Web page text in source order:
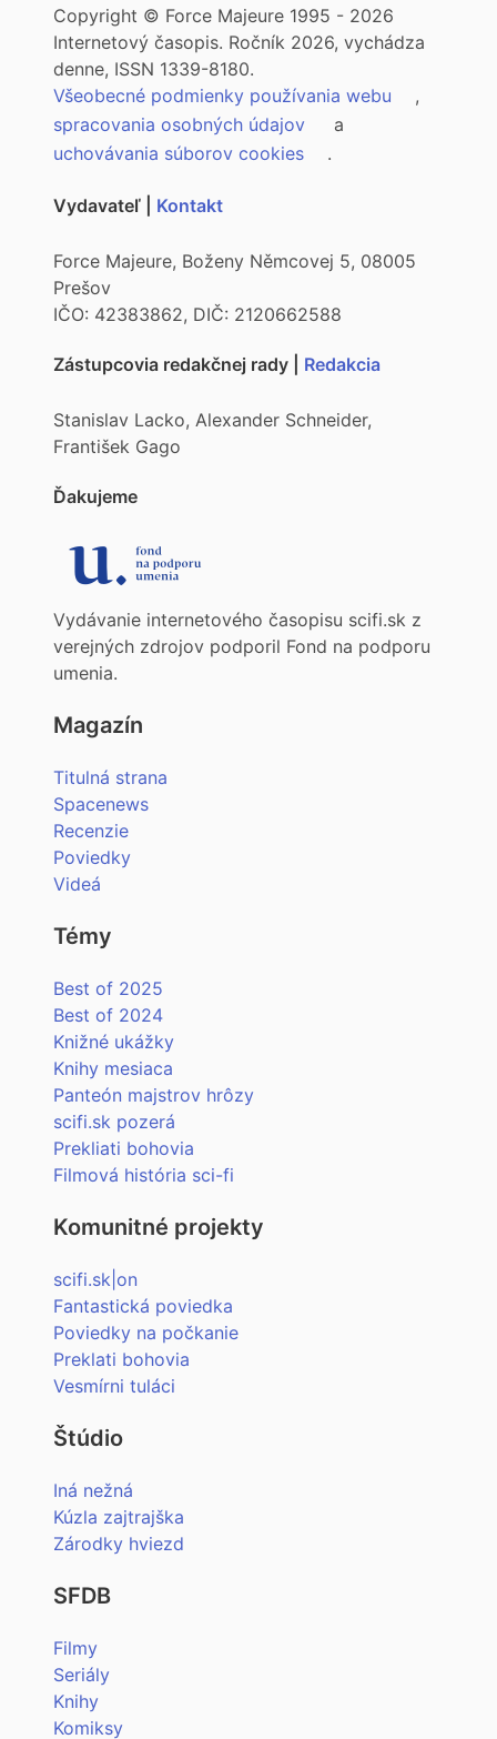
Copyright © Force Majeure 1995 - 2026
Internetový časopis. Ročník 2026, vychádza
denne, ISSN 1339-8180.
Všeobecné podmienky používania webu
,
spracovania osobných údajov
a
uchovávania súborov cookies
.
Vydavateľ | Kontakt
Force Majeure, Boženy Němcovej 5, 08005
Prešov
IČO: 42383862, DIČ: 2120662588
Zástupcovia redakčnej rady | Redakcia
Stanislav Lacko, Alexander Schneider,
František Gago
Ďakujeme
Vydávanie internetového časopisu scifi.sk z
verejných zdrojov podporil Fond na podporu
umenia.
Magazín
Titulná strana
Spacenews
Recenzie
Poviedky
Videá
Témy
Best of 2025
Best of 2024
Knižné ukážky
Knihy mesiaca
Panteón majstrov hrôzy
scifi.sk pozerá
Prekliati bohovia
Filmová história sci-fi
Komunitné projekty
scifi.sk|on
Fantastická poviedka
Poviedky na počkanie
Preklati bohovia
Vesmírni tuláci
Štúdio
Iná nežná
Kúzla zajtrajška
Zárodky hviezd
SFDB
Filmy
Seriály
Knihy
Komiksy